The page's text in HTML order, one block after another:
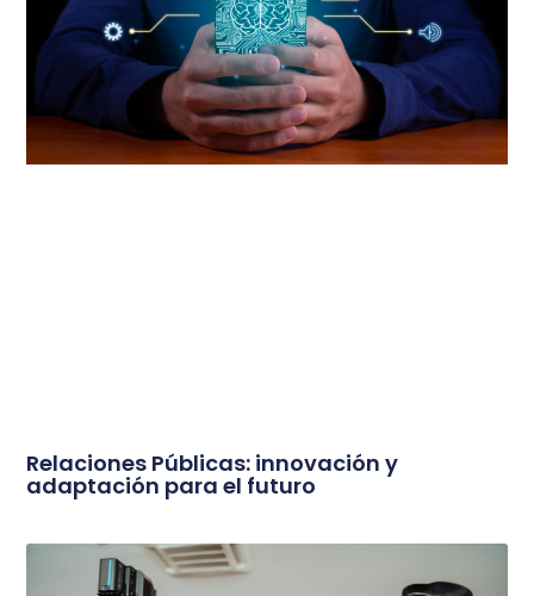
Relaciones Públicas: innovación y
adaptación para el futuro